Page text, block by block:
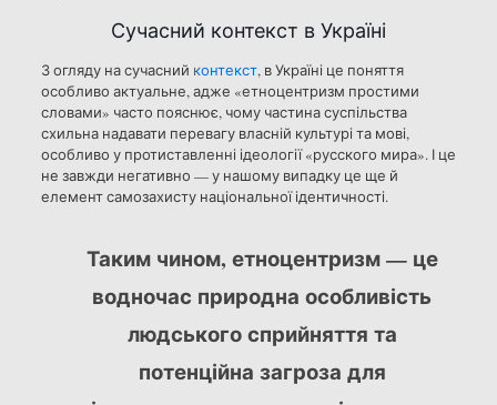
Сучасний контекст в Україні
З огляду на сучасний контекст, в Україні це поняття
особливо актуальне, адже «етноцентризм простими
словами» часто пояснює, чому частина суспільства
схильна надавати перевагу власній культурі та мові,
особливо у протиставленні ідеології «русского мира». І це
не завжди негативно — у нашому випадку це ще й
елемент самозахисту національної ідентичності.
Таким чином, етноцентризм — це
водночас природна особливість
людського сприйняття та
потенційна загроза для